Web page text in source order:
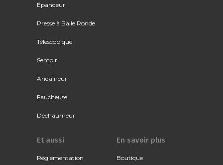
Épandeur
Presse à Balle Ronde
Télescopique
Semoir
Andaineur
Faucheuse
Déchaumeur
Et aussi
Réglementation
En savoir plus
Boutique